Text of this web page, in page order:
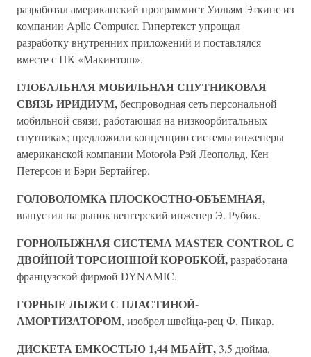
разработал американский программист Уильям Эткинс из
компании Aplle Computer. Гипертекст упрощал
разработку внутренних приложений и поставлялся
вместе с ПК «Макинтош».
ГЛОБАЛЬНАЯ МОБИЛЬНАЯ СПУТНИКОВАЯ
СВЯЗЬ ИРИДИУМ,беспроводная сеть персональной
мобильной связи, работающая на низкоорбитальных
спутниках; предложили концепцию системы инженеры
американской компании Motorola Рэй Леопольд, Кен
Петерсон и Бэри Бертайгер.
ГОЛОВОЛОМКА ПЛОСКОСТНО-ОБЪЕМНАЯ,
выпустил на рынок венгерский инженер Э. Рубик.
ГОРНОЛЫЖНАЯ СИСТЕМА MASTER CONTROL С
ДВОЙНОЙ ТОРСИОННОЙ КОРОБКОЙ,разработана
французской фирмой DYNAMIC.
ГОРНЫЕ ЛЫЖИ С ПЛАСТИНОЙ-
АМОРТИЗАТОРОМ, изобрел швейца-рец Ф. Пикар.
ДИСКЕТА ЕМКОСТЬЮ 1,44 МБАЙТ, 3,5 дюйма,